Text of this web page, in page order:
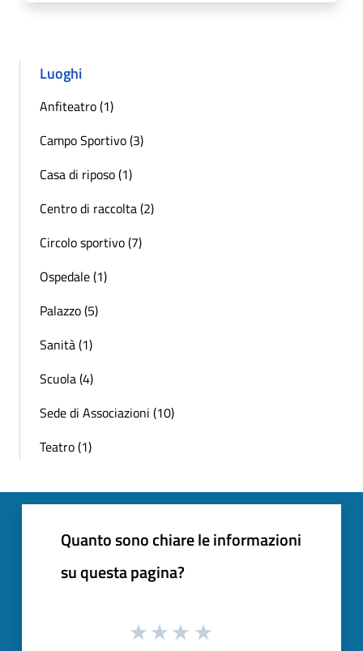
Luoghi
Anfiteatro (1)
Campo Sportivo (3)
Casa di riposo (1)
Centro di raccolta (2)
Circolo sportivo (7)
Ospedale (1)
Palazzo (5)
Sanità (1)
Scuola (4)
Sede di Associazioni (10)
Teatro (1)
Quanto sono chiare le informazioni
su questa pagina?